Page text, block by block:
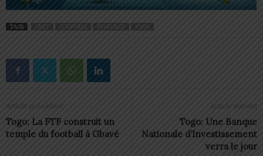
TAGS CEET COUPURES FEATURED TOGO
Article précédent
Togo: La FTF construit un
temple du football à Gbavé
Article suivant
Togo: Une Banque
Nationale d’Investissement
verra le jour